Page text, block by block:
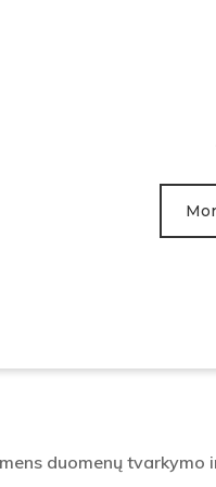
duomenų tvarkymo